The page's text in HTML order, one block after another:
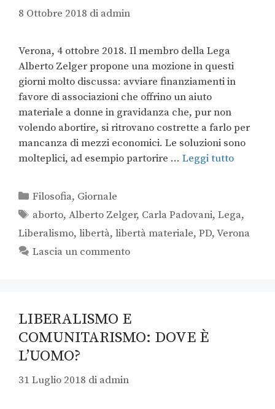
8 Ottobre 2018 di admin
Verona, 4 ottobre 2018. Il membro della Lega
Alberto Zelger propone una mozione in questi
giorni molto discussa: avviare finanziamenti in
favore di associazioni che offrino un aiuto
materiale a donne in gravidanza che, pur non
volendo abortire, si ritrovano costrette a farlo per
mancanza di mezzi economici. Le soluzioni sono
molteplici, ad esempio partorire … Leggi tutto
Filosofia, Giornale
aborto,Alberto Zelger, Carla Padovani,Lega,
Liberalismo, libertà, libertà materiale, PD,Verona
Lascia un commento
LIBERALISMO E
COMUNITARISMO: DOVE È
L’UOMO?
31 Luglio 2018 di admin